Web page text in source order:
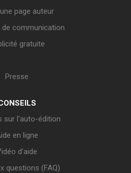
page auteur
de communication
gratuite
Presse
sur l’auto-édition
en ligne
d’aide
questions (FAQ)